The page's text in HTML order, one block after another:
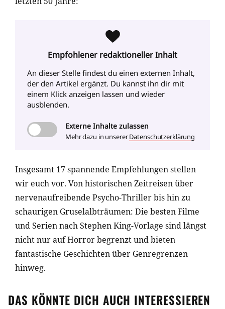
Empfohlener redaktioneller Inhalt
An dieser Stelle findest du einen externen Inhalt,
der den Artikel ergänzt. Du kannst ihn dir mit
einem Klick anzeigen lassen und wieder
ausblenden.
Externe Inhalte zulassen
Mehr dazu in unsererDatenschutzerklärung
Insgesamt 17 spannende Empfehlungen stellen
wir euch vor. Von historischen Zeitreisen über
nervenaufreibende Psycho-Thriller bis hin zu
schaurigen Gruselalbträumen: Die besten Filme
und Serien nach Stephen King-Vorlage sind längst
nicht nur auf Horror begrenzt und bieten
fantastische Geschichten über Genregrenzen
hinweg.
DAS KÖNNTE DICH AUCH INTERESSIEREN